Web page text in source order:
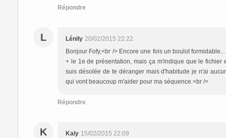
Répondre
L Lénily 20/02/2015 22:22
Bonjour Fofy,<br /> Encore une fois un boulot
+ le 1e de présentation, mais ça m'indique que le fichier
suis désolée de te déranger mais d'habitude je n'ai
qui vont beaucoup m'aider pour ma séquence.<br />
Répondre
K Kaly 15/02/2015 22:09